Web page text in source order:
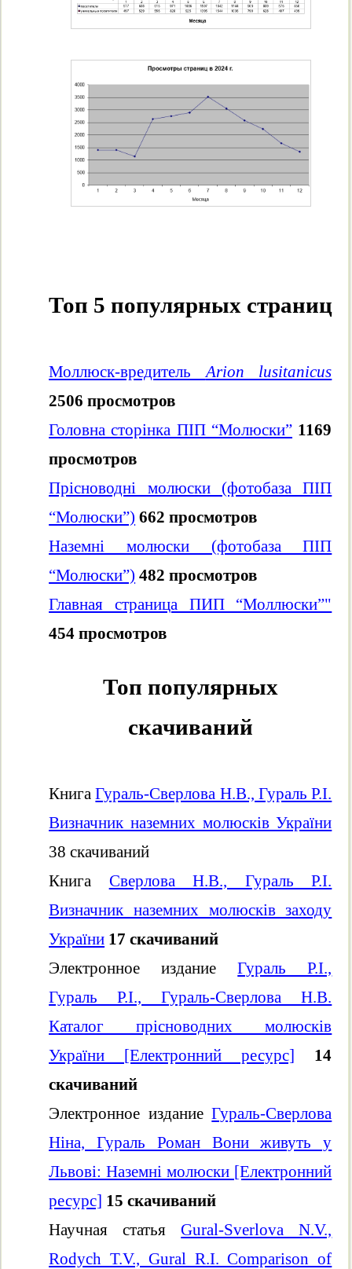
Топ 5 популярных страниц
Моллюск-вредитель Arion lusitanicus
2506 просмотров
Головна сторінка ПІП “Молюски” 1169
просмотров
Прісноводні молюски (фотобаза ПІП
“Молюски”) 662 просмотров
Наземні молюски (фотобаза ПІП
“Молюски”) 482 просмотров
Главная страница ПИП “Моллюски”"
454 просмотров
Топ популярных
скачиваний
КнигаГураль-Сверлова Н.В., Гураль Р.І.
Визначник наземних молюсків України
38 скачиваний
Книга Сверлова Н.В., Гураль Р.І.
Визначник наземних молюсків заходу
України 17 скачиваний
Электронное изданиеГураль Р.І.,
Гураль Р.І., Гураль-Сверлова Н.В.
Каталог прісноводних молюсків
України [Електронний ресурс]
14
скачиваний
Электронное изданиеГураль-Сверлова
Ніна, Гураль Роман Вони живуть у
Львові: Наземні молюски [Електронний
ресурс] 15 скачиваний
Научная статьяGural-Sverlova N.V.,
Rodych T.V., Gural R.I. Comparison of